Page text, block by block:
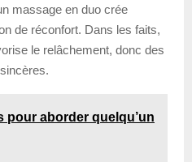
massage en duo crée
de réconfort. Dans les faits,
le relâchement, donc des
pour aborder quelqu’un